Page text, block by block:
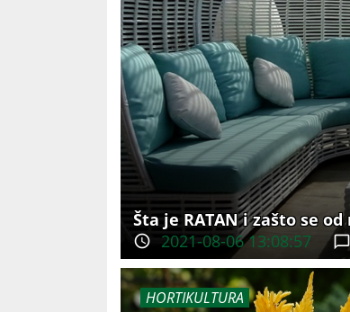
Šta je RATAN i zašto se
2021-08-06 13:08:57
HORTIKULTURA